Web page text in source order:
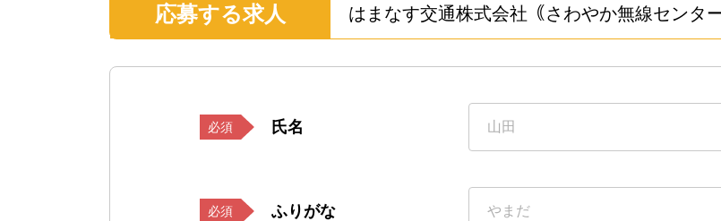
応募する求人 はまなす交通株式会社｟さわやか無線センタ
必須 氏名
必須 ふりがな